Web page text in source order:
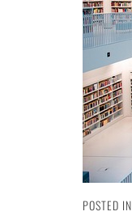
POSTED IN